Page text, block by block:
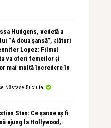
Hudgens, vedetă a
“A doua șansă”, alături
Lopez: Filmul
va oferi femeilor și
mai multă încredere în
Năstase Buciuta
Stan: Ce șanse aș fi
ajung la Hollywood,